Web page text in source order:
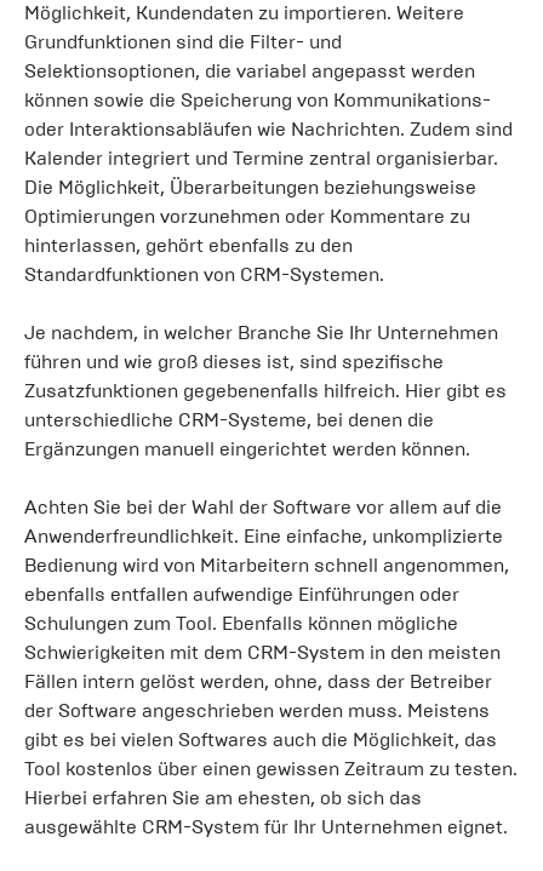
Möglichkeit, Kundendaten zu importieren. Weitere
Grundfunktionen sind die Filter- und
Selektionsoptionen, die variabel angepasst werden
können sowie die Speicherung von Kommunikations-
oder Interaktionsabläufen wie Nachrichten. Zudem sind
Kalender integriert und Termine zentral organisierbar.
Die Möglichkeit, Überarbeitungen beziehungsweise
Optimierungen vorzunehmen oder Kommentare zu
hinterlassen, gehört ebenfalls zu den
Standardfunktionen von CRM-Systemen.
Je nachdem, in welcher Branche Sie Ihr Unternehmen
führen und wie groß dieses ist, sind spezifische
Zusatzfunktionen gegebenenfalls hilfreich. Hier gibt es
unterschiedliche CRM-Systeme, bei denen die
Ergänzungen manuell eingerichtet werden können.
Achten Sie bei der Wahl der Software vor allem auf die
Anwenderfreundlichkeit. Eine einfache, unkomplizierte
Bedienung wird von Mitarbeitern schnell angenommen,
ebenfalls entfallen aufwendige Einführungen oder
Schulungen zum Tool. Ebenfalls können mögliche
Schwierigkeiten mit dem CRM-System in den meisten
Fällen intern gelöst werden, ohne, dass der Betreiber
der Software angeschrieben werden muss. Meistens
gibt es bei vielen Softwares auch die Möglichkeit, das
Tool kostenlos über einen gewissen Zeitraum zu testen.
Hierbei erfahren Sie am ehesten, ob sich das
ausgewählte CRM-System für Ihr Unternehmen eignet.